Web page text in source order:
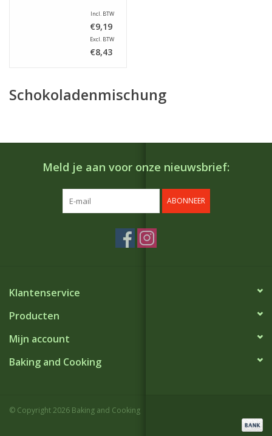
Incl. BTW
€9,19
Excl. BTW
€8,43
Schokoladenmischung
Meld je aan voor onze nieuwsbrief:
ABONNEER
Klantenservice
Producten
Mijn account
Baking and Cooking
© Copyright 2026 Baking and Cooking